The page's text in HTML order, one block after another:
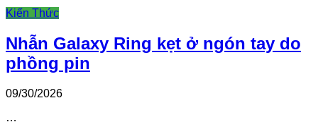
Kiến Thức
Nhẫn Galaxy Ring kẹt ở ngón tay do
phồng pin
09/30/2026
…